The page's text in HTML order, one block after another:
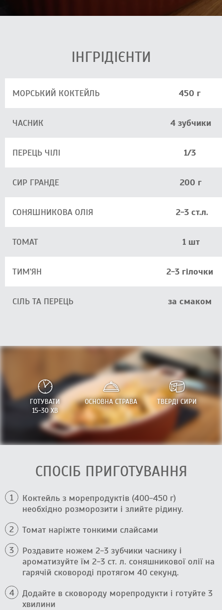
ІНГРІДІЄНТИ
МОРСЬКИЙ КОКТЕЙЛЬ 450 г
ЧАСНИК 4 зубчики
ПЕРЕЦЬ ЧІЛІ 1/3
СИР ГРАНДЕ 200 г
СОНЯШНИКОВА ОЛІЯ 2-3 ст.л.
ТОМАТ 1 шт
ТИМ'ЯН 2-3 гілочки
СІЛЬ ТА ПЕРЕЦЬ за смаком
ГОТУВАТИ
15-30 ХВ
ОСНОВНА СТРАВА ТВЕРДІ СИРИ
СПОСІБ ПРИГОТУВАННЯ
Коктейль з морепродуктів (400-450 г)
необхідно розморозити і злийте рідину.
Томат наріжте тонкими слайсами
Роздавите ножем 2-3 зубчики часнику і
ароматизуйте їм 2-3 ст. л. соняшникової олії на
гарячій сковороді протягом 40 секунд.
Додайте в сковороду морепродукти і готуйте 3
хвилини